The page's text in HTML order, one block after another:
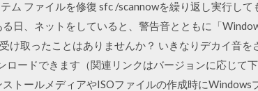
ム ファイルを修復 sfc /scannowを繰り返し実行して
日、ネットをしていると、警告音とともに「
け取ったことはありませんか？ いきなりデカイ音を
ードできます（関連リンクはバージョンに応じて
トールメディアやISOファイルの作成時にWindows